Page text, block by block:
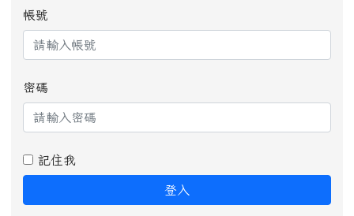
帳號
密碼
記住我
登入